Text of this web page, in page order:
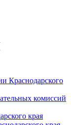
Краснодарского
комиссий
края